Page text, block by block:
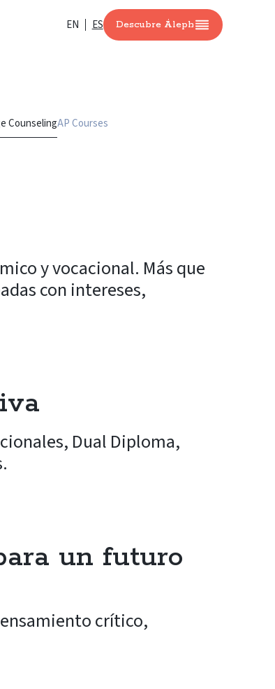
EN ES Descubre Áleph
CounselingAP Courses
y vocacional. Más que
con intereses,
Dual Diploma,
un futuro
crítico,